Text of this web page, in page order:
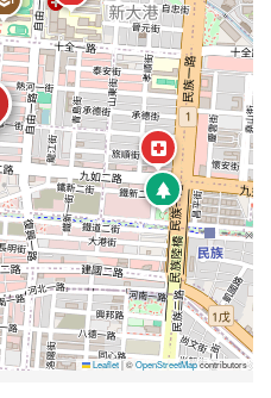
1房
3房
5房以上
Leaflet|©OpenStreetMapcontributors